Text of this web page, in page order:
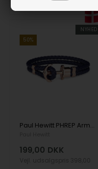
NYHED
50%
Paul Hewitt PHREP Armbånd rosaguldfarvet 22 cm - PH-PH-L-R-N-XXXL
199,00 DKK